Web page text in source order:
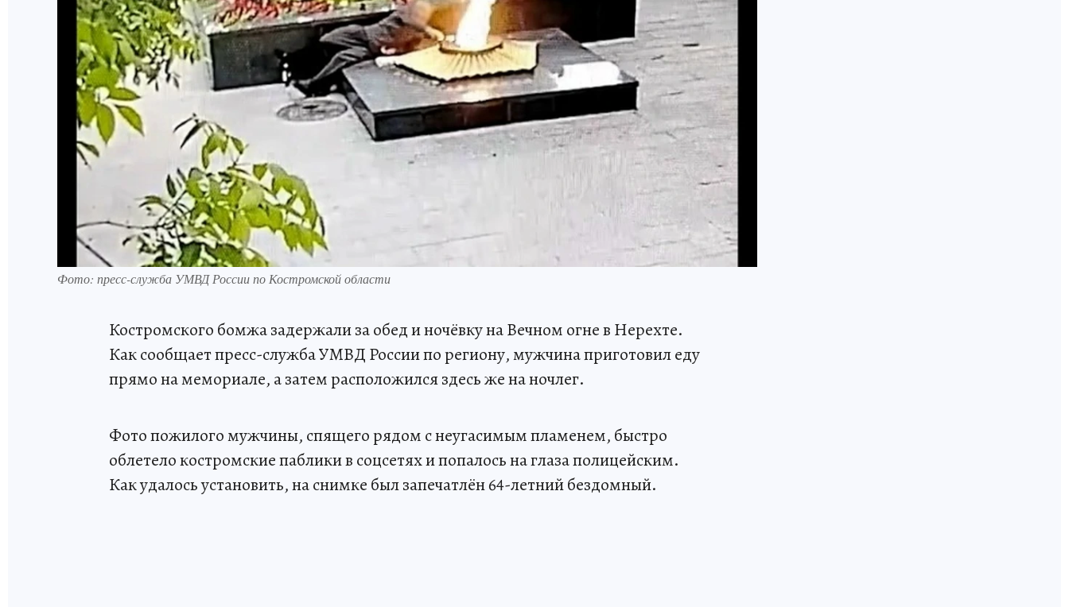
Фото: пресс-служба УМВД России по Костромской области
Костромского бомжа задержали за обед и ночёвку на Вечном огне в Нерехте.
Как сообщает пресс-служба УМВД России по региону, мужчина приготовил еду
прямо на мемориале, а затем расположился здесь же на ночлег.
Фото пожилого мужчины, спящего рядом с неугасимым пламенем, быстро
облетело костромские паблики в соцсетях и попалось на глаза полицейским.
Как удалось установить, на снимке был запечатлён 64-летний бездомный.